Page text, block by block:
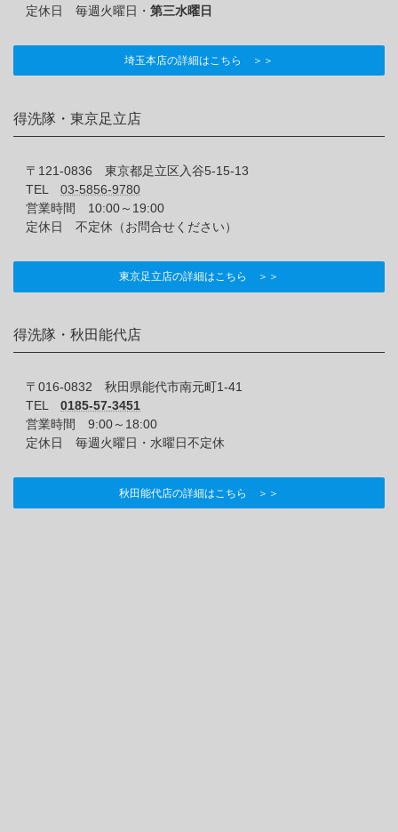
定休日 毎週火曜日・ 第三水曜日
埼玉本店の詳細はこちら ＞＞
得洗隊・東京足立店
〒121-0836 東京都足立区入谷5-15-13
TEL 03-5856-9780
営業時間 10:00～19:00
定休日 不定休（お問合せください）
東京足立店の詳細はこちら ＞＞
得洗隊・秋田能代店
〒016-0832 秋田県能代市南元町1-41
TEL 0185-57-3451
営業時間 9:00～18:00
定休日 毎週火曜日・水曜日不定休
秋田能代店の詳細はこちら ＞＞